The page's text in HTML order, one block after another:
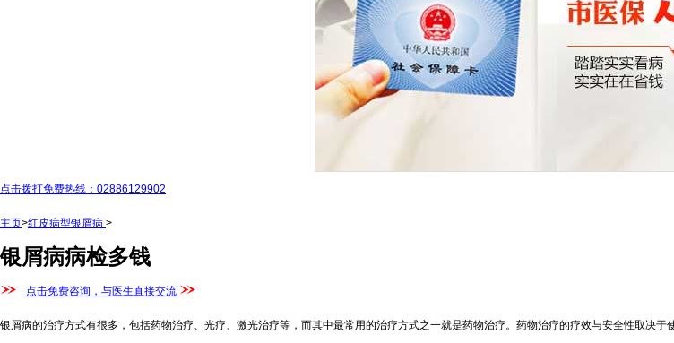
点击拨打免费热线：02886129902
主页>红皮病型银屑病 >
银屑病病检多钱
点击免费咨询，与医生直接交流
银屑病的治疗方式有很多，包括药物治疗、光疗、激光治疗等，而其中最常用的治疗方式之一就是药物治疗。药物治疗的疗效与安全性取决